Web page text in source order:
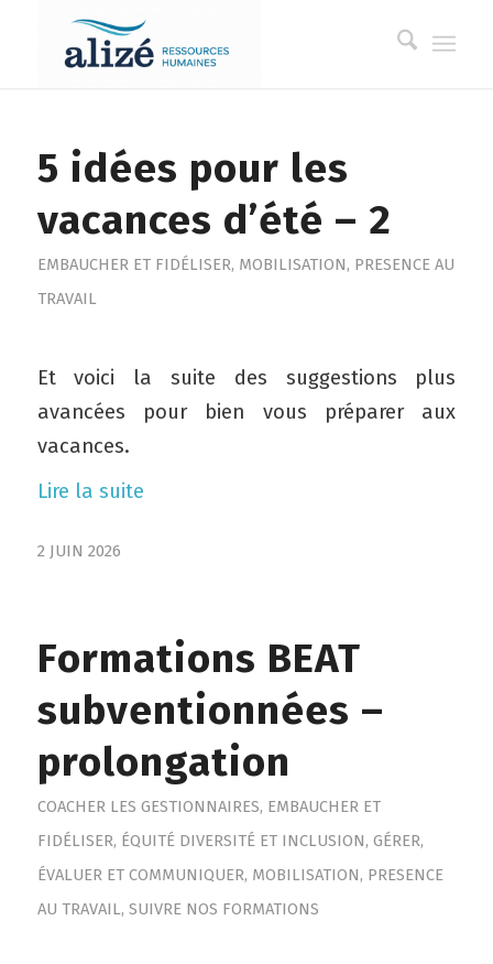
5 idées pour les
vacances d’été – 2
EMBAUCHER ET FIDÉLISER, MOBILISATION, PRESENCE AU
TRAVAIL
Et voici la suite des suggestions plus
avancées pour bien vous préparer aux
vacances.
Lire la suite
2 JUIN 2026
Formations BEAT
subventionnées –
prolongation
COACHER LES GESTIONNAIRES, EMBAUCHER ET
FIDÉLISER, ÉQUITÉ DIVERSITÉ ET INCLUSION, GÉRER,
ÉVALUER ET COMMUNIQUER, MOBILISATION, PRESENCE
AU TRAVAIL, SUIVRE NOS FORMATIONS